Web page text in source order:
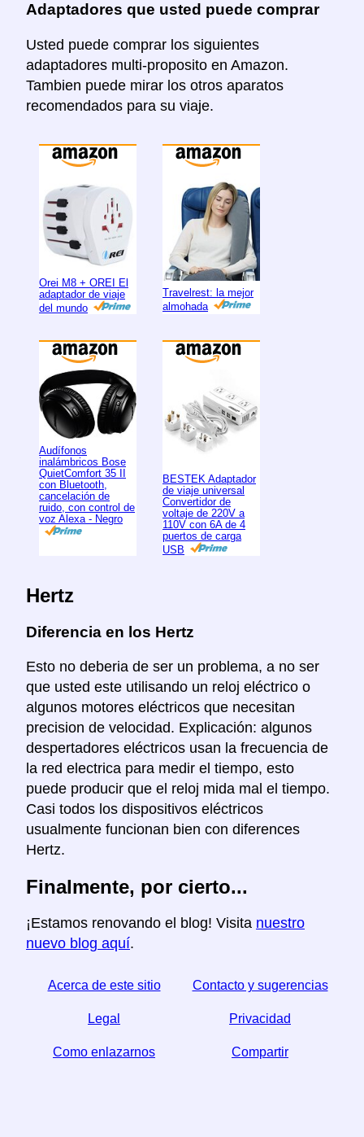
Adaptadores que usted puede comprar
Usted puede comprar los siguientes
adaptadores multi-proposito en Amazon.
Tambien puede mirar los otros aparatos
recomendados para su viaje.
Orei M8 + OREI El
adaptador de viaje
del mundo
Travelrest: la mejor
almohada
Audífonos
inalámbricos Bose
QuietComfort 35 II
con Bluetooth,
cancelación de
ruido, con control de
voz Alexa - Negro
BESTEK Adaptador
de viaje universal
Convertidor de
voltaje de 220V a
110V con 6A de 4
puertos de carga
USB
Hertz
Diferencia en los Hertz
Esto no deberia de ser un problema, a no ser
que usted este utilisando un reloj eléctrico o
algunos motores eléctricos que necesitan
precision de velocidad. Explicación: algunos
despertadores eléctricos usan la frecuencia de
la red electrica para medir el tiempo, esto
puede producir que el reloj mida mal el tiempo.
Casi todos los dispositivos eléctricos
usualmente funcionan bien con diferences
Hertz.
Finalmente, por cierto...
¡Estamos renovando el blog! Visita nuestro
nuevo blog aquí.
Acerca de este sitio Contacto y sugerencias
Legal Privacidad
Como enlazarnos Compartir